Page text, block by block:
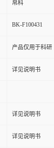
帛科
BK-F100431
产品仅用于科研
详见说明书
详见说明书
详见说明书